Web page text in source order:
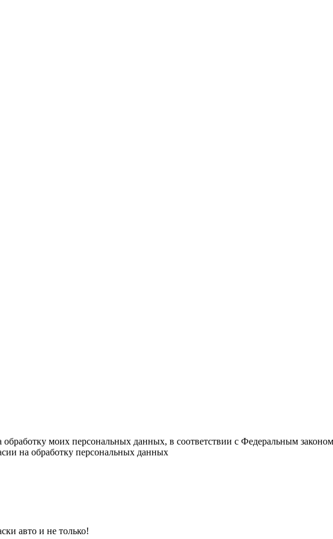
моих персональных данных, в соответствии с Федеральным
на обработку персональных данных
авто и не только!